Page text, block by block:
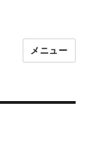
メニュー